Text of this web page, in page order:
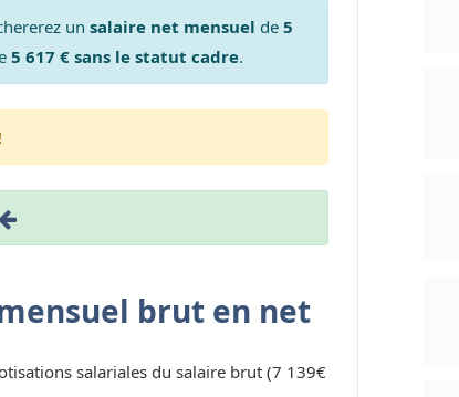
un salaire net mensuel de 5
5 617 € sans le statut cadre.
brut en net
salariales du salaire brut (7 139€